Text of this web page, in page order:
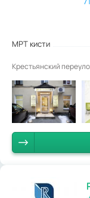
МРТ кисти
Крестьянский